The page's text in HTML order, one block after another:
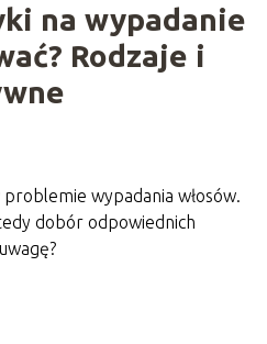
na wypadanie
Rodzaje i
wypadania włosów.
dobór odpowiednich